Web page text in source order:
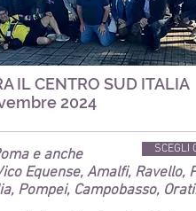
IL CENTRO SUD ITALIA
2024
e anche
Equense, Amalfi, Ravello,
Pompei, Campobasso,
SCEGLI